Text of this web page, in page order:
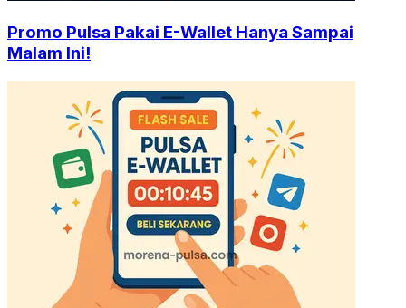
Promo Pulsa Pakai E-Wallet Hanya Sampai
Malam Ini!